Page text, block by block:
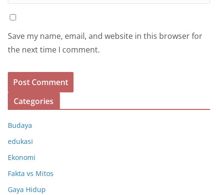
Save my name, email, and website in this browser for
the next time I comment.
Categories
Budaya
edukasi
Ekonomi
Fakta vs Mitos
Gaya Hidup